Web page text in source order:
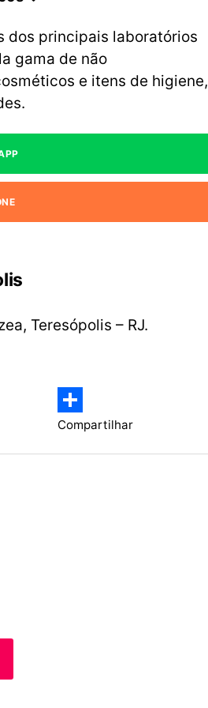
dos principais laboratórios
gama de não
e itens de higiene,
Teresópolis – RJ.
Compartilhar